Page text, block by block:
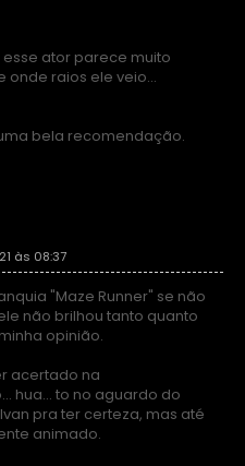
ator parece muito
onde raios ele veio...
bela recomendação.
às 08:37
"Maze Runner" se não
não brilhou tanto quanto
opinião.
acertado na
hua... to no aguardo do
pra ter certeza, mas até
animado.